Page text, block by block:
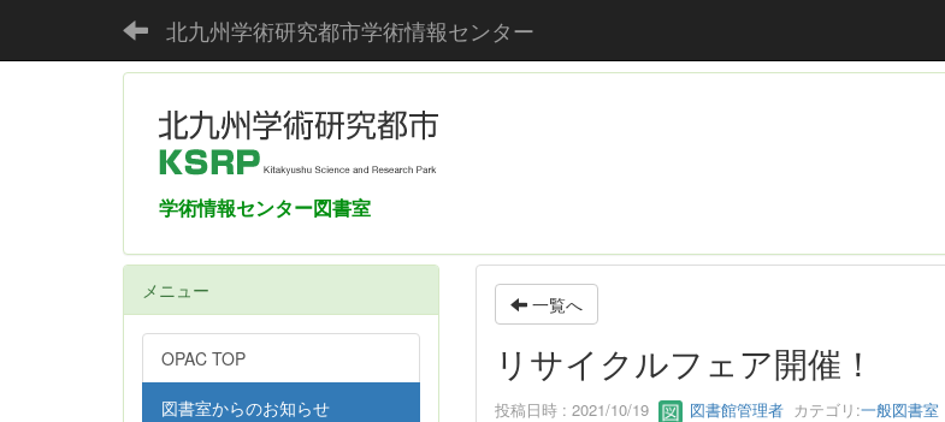
北九州学術研究都市学術情報センター
学術情報センター図書室
一覧へ
リサイクルフェア開催！
投稿日時 : 2021/10/19 図書館管理者カテゴリ:一般図書室
メニュー
OPAC TOP
図書室からのお知らせ